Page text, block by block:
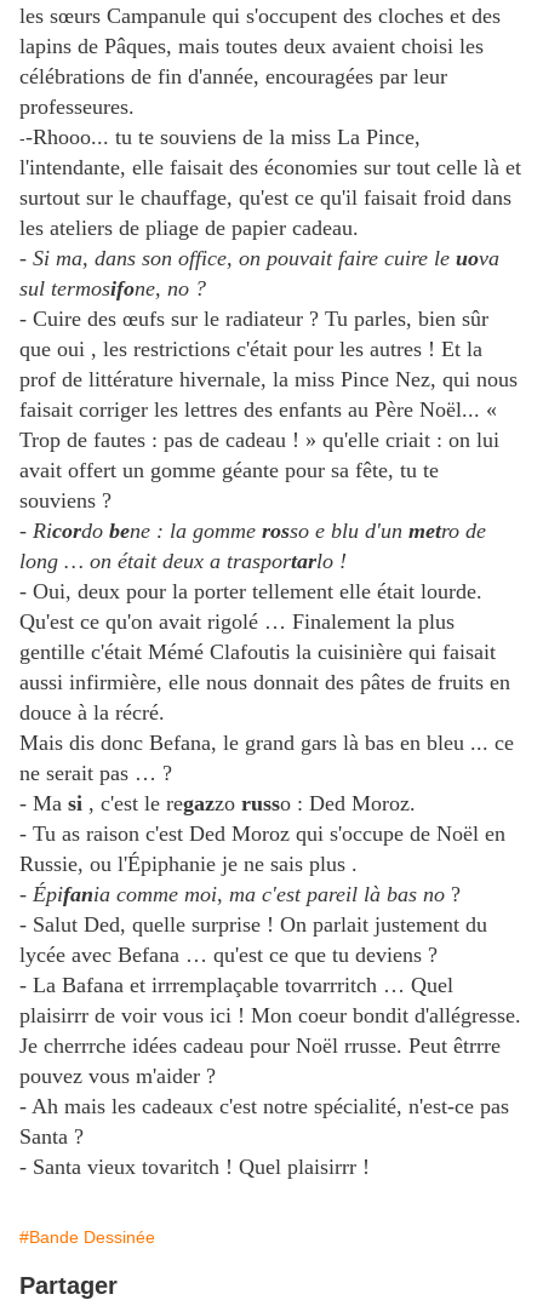
les sœurs Campanule qui s'occupent des cloches et des
lapins de Pâques, mais toutes deux avaient choisi les
célébrations de fin d'année, encouragées par leur
professeures.
--Rhooo... tu te souviens de la miss La Pince,
l'intendante, elle faisait des économies sur tout celle là et
surtout sur le chauffage, qu'est ce qu'il faisait froid dans
les ateliers de pliage de papier cadeau.
- Si ma, dans son office, on pouvait faire cuire le uova
sul termosifone, no ?
- Cuire des œufs sur le radiateur ? Tu parles, bien sûr
que oui , les restrictions c'était pour les autres ! Et la
prof de littérature hivernale, la miss Pince Nez, qui nous
faisait corriger les lettres des enfants au Père Noël... «
Trop de fautes : pas de cadeau ! » qu'elle criait : on lui
avait offert un gomme géante pour sa fête, tu te
souviens ?
- Ricordo bene : la gomme rosso e blu d'un metro de
long … on était deux a trasportarlo !
- Oui, deux pour la porter tellement elle était lourde.
Qu'est ce qu'on avait rigolé … Finalement la plus
gentille c'était Mémé Clafoutis la cuisinière qui faisait
aussi infirmière, elle nous donnait des pâtes de fruits en
douce à la récré.
Mais dis donc Befana, le grand gars là bas en bleu ... ce
ne serait pas … ?
- Ma si , c'est le regazzo russo : Ded Moroz.
- Tu as raison c'est Ded Moroz qui s'occupe de Noël en
Russie, ou l'Épiphanie je ne sais plus .
- Épifania comme moi, ma c'est pareil là bas no ?
- Salut Ded, quelle surprise ! On parlait justement du
lycée avec Befana … qu'est ce que tu deviens ?
- La Bafana et irrremplaçable tovarrritch … Quel
plaisirrr de voir vous ici ! Mon coeur bondit d'allégresse.
Je cherrrche idées cadeau pour Noël rrusse. Peut êtrrre
pouvez vous m'aider ?
- Ah mais les cadeaux c'est notre spécialité, n'est-ce pas
Santa ?
- Santa vieux tovaritch ! Quel plaisirrr !
#Bande Dessinée
Partager